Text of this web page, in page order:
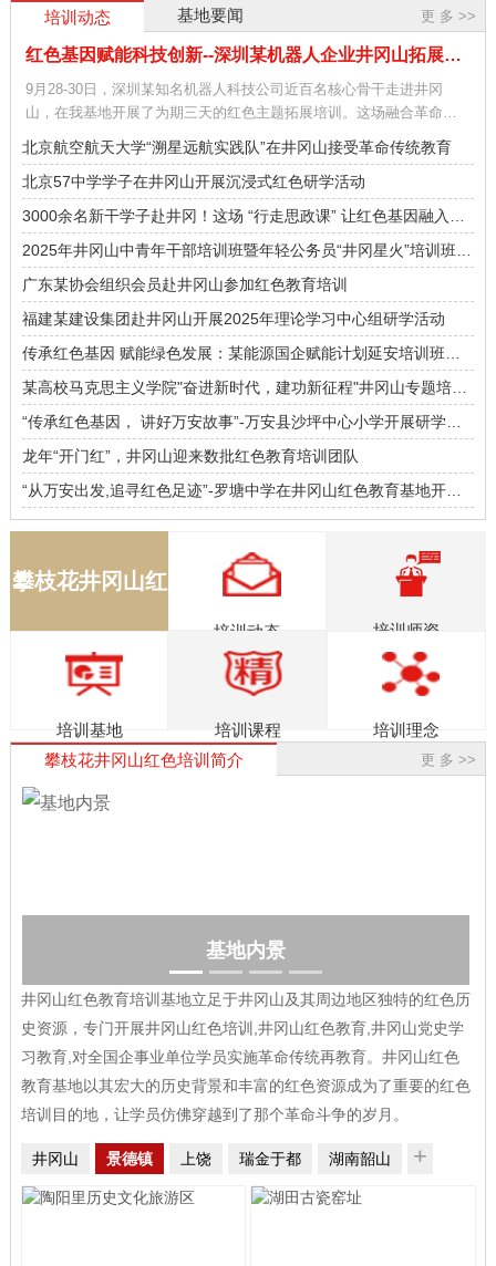
培训动态 基地要闻 更 多 >>
红色基因赋能科技创新--深圳某机器人企业井冈山拓展培训圆满落幕
9月28-30日，深圳某知名机器人科技公司近百名核心骨干走进井冈
山，在我基地开展了为期三天的红色主题拓展培训。这场融合革命精
神传承与团队效能提升的特色培训，让科技精英们在[详情]
北京航空航天大学“溯星远航实践队”在井冈山接受革命传统教育
北京57中学学子在井冈山开展沉浸式红色研学活动
3000余名新干学子赴井冈！这场 “行走思政课” 让红色基因融入青
春血脉
2025年井冈山中青年干部培训班暨年轻公务员“井冈星火”培训班
（第四期）开班
广东某协会组织会员赴井冈山参加红色教育培训
福建某建设集团赴井冈山开展2025年理论学习中心组研学活动
传承红色基因 赋能绿色发展：某能源国企赋能计划延安培训班圆
满结束
某高校马克思主义学院"奋进新时代，建功新征程"井冈山专题培训
班
“传承红色基因， 讲好万安故事”-万安县沙坪中心小学开展研学实
践活动
龙年“开门红”，井冈山迎来数批红色教育培训团队
“从万安出发,追寻红色足迹”-罗塘中学在井冈山红色教育基地开展
研学实践活动
攀枝花井冈山红
色教育
培训动态 培训师资
培训基地 培训课程 培训理念
攀枝花井冈山红色培训简介 更 多 >>
井冈山红色教育培训基地立足于井冈山及其周边地区独特的红色历
史资源，专门开展井冈山红色培训,井冈山红色教育,井冈山党史学
习教育,对全国企事业单位学员实施革命传统再教育。井冈山红色
教育基地以其宏大的历史背景和丰富的红色资源成为了重要的红色
培训目的地，让学员仿佛穿越到了那个革命斗争的岁月。
井冈山 景德镇 上饶 瑞金于都 湖南韶山 +